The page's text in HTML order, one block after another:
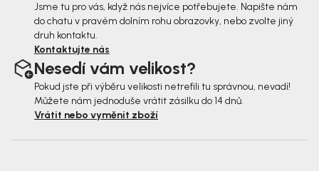
Jsme tu pro vás, když nás nejvíce potřebujete. Napište nám
do chatu v pravém dolním rohu obrazovky, nebo zvolte jiný
druh kontaktu.
Kontaktujte nás
Nesedí vám velikost?
Pokud jste při výběru velikosti netrefili tu správnou, nevadí!
Můžete nám jednoduše vrátit zásilku do 14 dnů.
Vrátit nebo vyměnit zboží